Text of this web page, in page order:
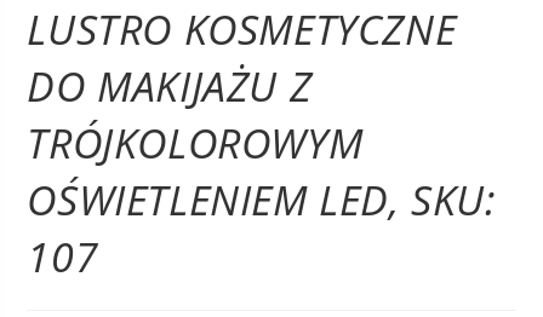
LUSTRO KOSMETYCZNE
DO MAKIJAŻU Z
TRÓJKOLOROWYM
OŚWIETLENIEM LED, SKU:
107